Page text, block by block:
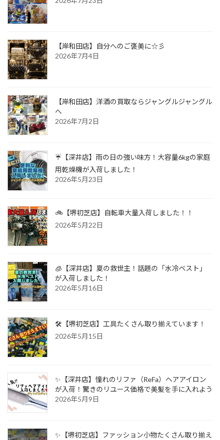
【岸和田店】自分へのご褒美に☆彡
2026年7月4日
【岸和田店】洋酒の買取ならジャングルジャングル
へ
2026年7月2日
☔【深井店】雨の日の強い味方！大容量6kgの家庭
用乾燥機が入荷しました！
2026年5月23日
🚲【堺初芝店】自転車大量入荷しました！！
2026年5月22日
🧊【深井店】夏の救世主！話題の「水冷ベスト」
が入荷しました！
2026年5月16日
🛠️【堺初芝店】工具たくさん取り揃えています！
2026年5月15日
✨【深井店】憧れのリファ（ReFa）ヘアアイロン
が入荷！驚きのリユース価格で美髪を手に入れよう
2026年5月9日
✨【堺初芝店】ファッション小物たくさん取り揃え